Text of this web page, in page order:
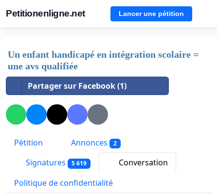
Petitionenligne.net Lancer une pétition
Un enfant handicapé en intégration scolaire =
une avs qualifiée
Partager sur Facebook (1)
Pétition Annonces 2
Signatures 5 619
Conversation
Politique de confidentialité